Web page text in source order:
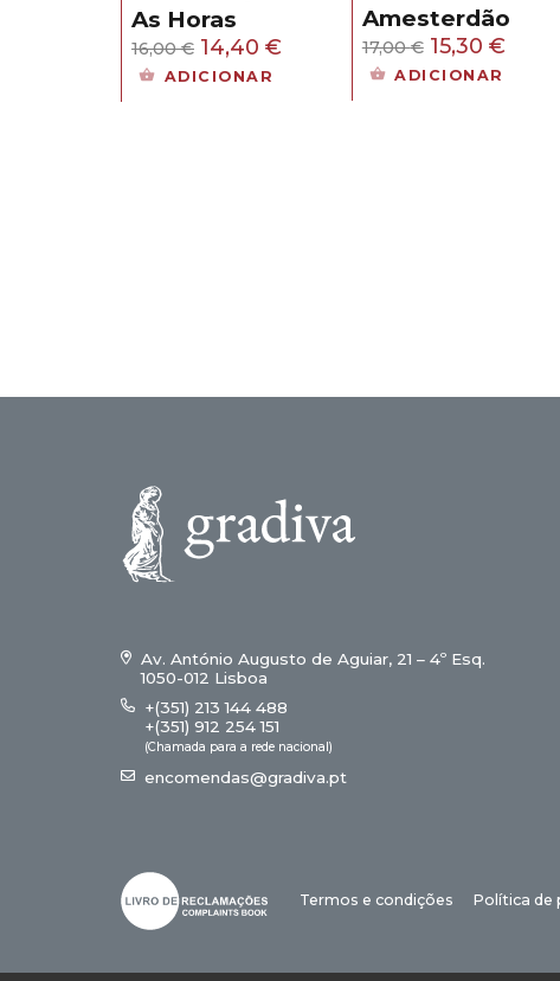
As Horas
16,00€ O
preço
14,40 €
ADICIONAR
Amesterdão
17,00€ O
preço
15,30 €O
ADICIONAR
Av. António Augusto de Aguiar, 21 – 4º Esq.
1050-012 Lisboa
+(351) 213 144 488
+(351) 912 254 151
(Chamada para a rede nacional)
encomendas@gradiva.pt
Termos e condições Política de